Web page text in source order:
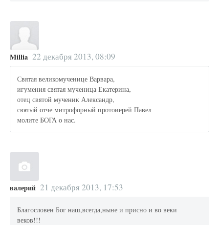
Millia 22 декабря 2013, 08:09
Святая великомученице Варвара,
игумения святая мученица Екатерина,
отец святой мученик Александр,
святый отче митрофорный протоиерей Павел
молите БОГА о нас.
валерий 21 декабря 2013, 17:53
Благословен Бог наш,всегда,ныне и присно и во веки
веков!!!